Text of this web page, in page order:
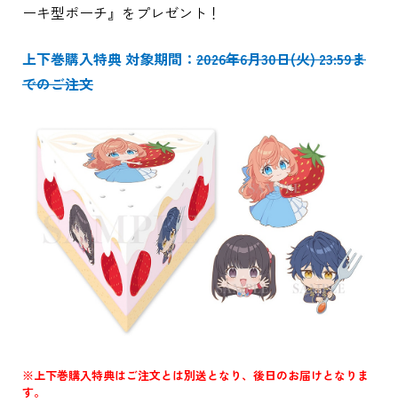
ーキ型ポーチ』をプレゼント！
上下巻購入特典 対象期間： 2026年6月30日(火) 23:59ま
でのご注文
※上下巻購入特典はご注文とは別送となり、後日のお届けとなりま
す。